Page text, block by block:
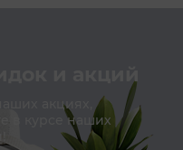
и акций
акциях,
в курсе наших